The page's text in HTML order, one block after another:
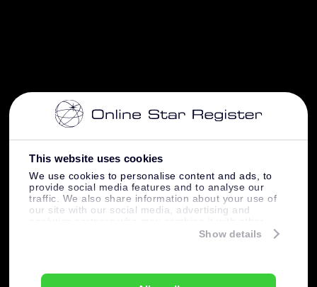
This website uses cookies
We use cookies to personalise content and ads, to
provide social media features and to analyse our
traffic. We also share information about your use of
our site with our social media, advertising and
information that you’ve provided to them or that
Show details